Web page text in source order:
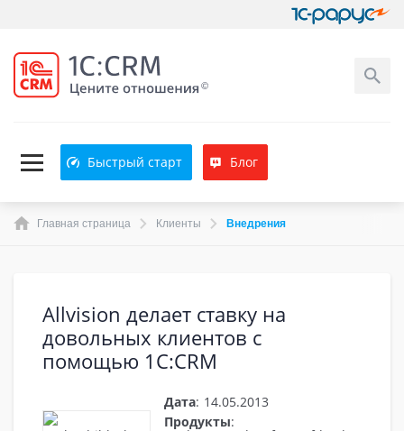
Быстрый старт Блог
Главная страница Клиенты Внедрения
Allvision делает ставку на
довольных клиентов с
помощью 1С:CRM
Дата: 14.05.2013
Продукты: